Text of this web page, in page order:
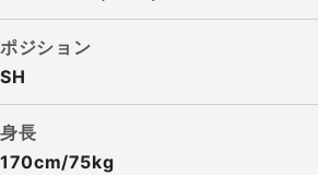
ポジション
SH
身長
170cm/75kg